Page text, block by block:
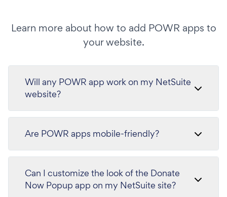
Learn more about how to add POWR apps to
your website.
Will any POWR app work on my NetSuite
website?
Are POWR apps mobile-friendly?
Can I customize the look of the Donate
Now Popup app on my NetSuite site?